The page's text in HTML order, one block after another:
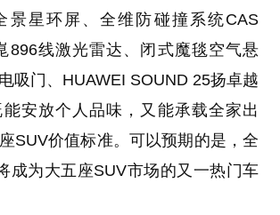
景星环屏、全维防碰撞系统CAS
896线激光雷达、闭式魔毯空气悬
吸门、HUAWEI SOUND 25扬卓越
安放个人品味，又能承载全家出
SUV价值标准。可以预期的是，全
成为大五座SUV市场的又一热门车